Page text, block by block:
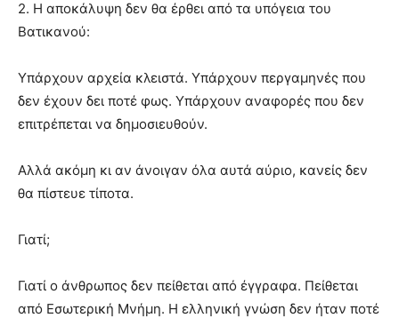
2. Η αποκάλυψη δεν θα έρθει από τα υπόγεια του
Βατικανού:
Υπάρχουν αρχεία κλειστά. Υπάρχουν περγαμηνές που
δεν έχουν δει ποτέ φως. Υπάρχουν αναφορές που δεν
επιτρέπεται να δημοσιευθούν.
Αλλά ακόμη κι αν άνοιγαν όλα αυτά αύριο, κανείς δεν
θα πίστευε τίποτα.
Γιατί;
Γιατί ο άνθρωπος δεν πείθεται από έγγραφα. Πείθεται
από Εσωτερική Μνήμη. Η ελληνική γνώση δεν ήταν ποτέ